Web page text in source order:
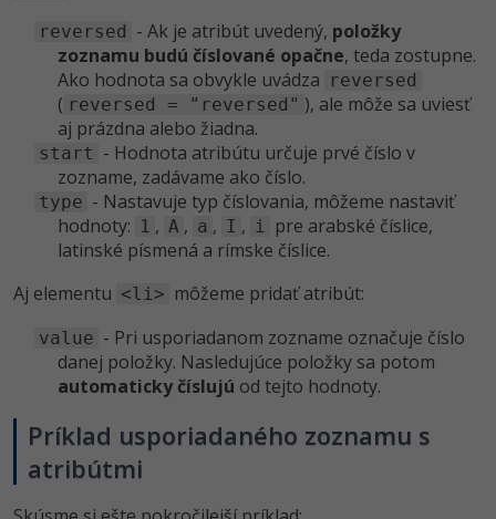
reversed - Ak je atribút uvedený, položky
zoznamu budú číslované opačne, teda zostupne.
Ako hodnota sa obvykle uvádza
reversed
( reversed = "reversed" ), ale môže sa uviesť
aj prázdna alebo žiadna.
start - Hodnota atribútu určuje prvé číslo v
zozname, zadávame ako číslo.
type - Nastavuje typ číslovania, môžeme nastaviť
hodnoty: 1 , A , a , I , i pre arabské číslice,
latinské písmená a rímske číslice.
Aj elementu <li> môžeme pridať atribút:
value - Pri usporiadanom zozname označuje číslo
danej položky. Nasledujúce položky sa potom
automaticky číslujú od tejto hodnoty.
Príklad usporiadaného zoznamu s
atribútmi